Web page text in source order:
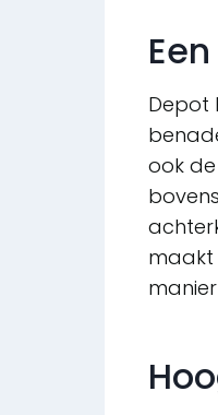
Depot
ook
maakt